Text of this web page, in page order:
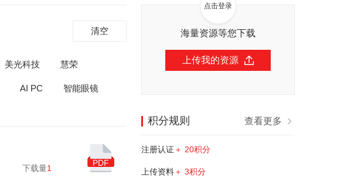
欧元/人民币
清空
美光科技 慧荣
AI PC 智能眼镜
下载量1
PDF
点击登录
海量资源等您下载
上传我的资源
积分规则 查看更多
注册认证 ＋ 20积分
上传资料＋ 3积分